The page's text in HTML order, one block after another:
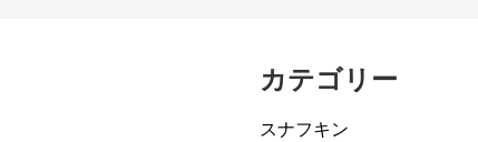
カテゴリー
スナフキン